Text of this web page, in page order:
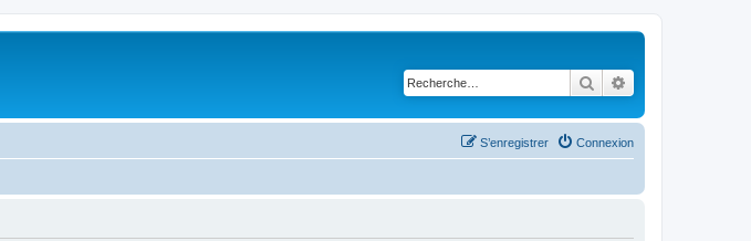
Rechercher
Connexion
S’enregistrer